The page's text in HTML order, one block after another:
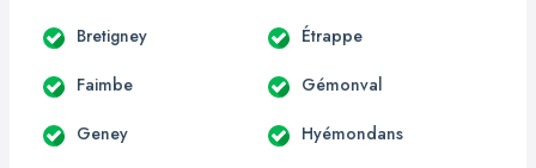
Bretigney Étrappe
Faimbe Gémonval
Geney Hyémondans